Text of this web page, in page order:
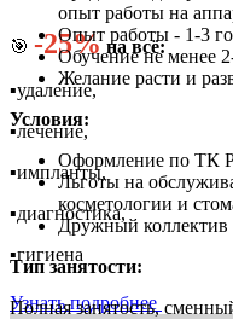
🎯 -25%на всё:
▪️удаление,
▪️лечение,
▪️импланты,
▪️диагностика,
▪️гигиена
Узнать подробнее
опыт работы на
Опыт работы - 1-3
Обучение не менее
Желание расти и
Условия:
Оформление по ТК
Льготы на
косметологии и
Дружный коллектив
Тип занятости:
Полная занятость,